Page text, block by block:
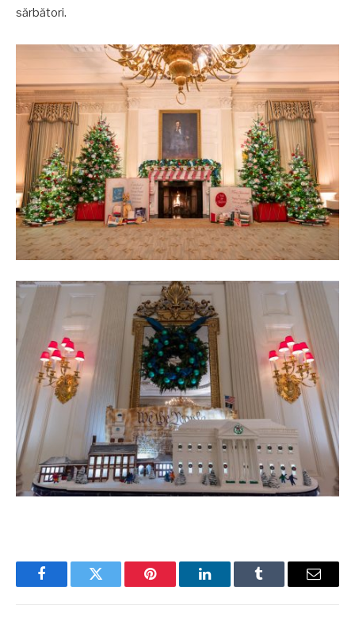
sărbători.
FacebookTwitter Pinterest LinkedInTumblr Email